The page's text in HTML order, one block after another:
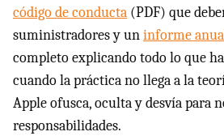
código de conducta (PDF) que
suministradores y uninforme
completo explicando todo lo que
cuando la práctica no llega a la
Apple ofusca, oculta y desvía para
responsabilidades.